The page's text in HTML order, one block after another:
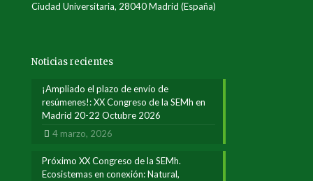
Ciudad Universitaria, 28040 Madrid (España)
Noticias recientes
¡Ampliado el plazo de envío de
resúmenes!: XX Congreso de la SEMh en
Madrid 20-22 Octubre 2026
4 marzo, 2026
Próximo XX Congreso de la SEMh.
Ecosistemas en conexión: Natural,